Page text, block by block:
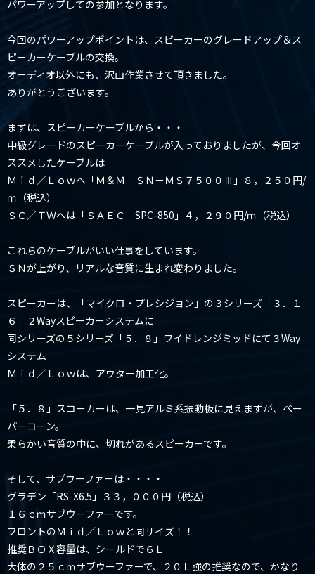
パワーアップしての参加となります。
今回のパワーアップポイントは、スピーカーのグレードアップ＆ス
ピーカーケーブルの交換。
オーディオ以外にも、沢山作業させて頂きました。
ありがとうございます。
まずは、スピーカーケーブルから・・・
中級グレードのスピーカーケーブルが入っておりましたが、今回オ
ススメしたケーブルは
Ｍｉｄ／Ｌｏｗへ「Ｍ＆Ｍ ＳＮ－ＭＳ７５００Ⅲ」８，２５０円/
ｍ（税込）
ＳＣ／ＴＷへは「ＳＡＥＣ SPC-850」４，２９０円/ｍ（税込）
これらのケーブルがいい仕事をしています。
ＳＮが上がり、リアルな音質に生まれ変わりました。
スピーカーは、「マイクロ・プレシジョン」の３シリーズ「３．１
６」２Wayスピーカーシステムに
同シリーズの５シリーズ「５．８」ワイドレンジミッドにて３Way
システム
Ｍｉｄ／Ｌｏｗは、アウター加工化。
「５．８」スコーカーは、一見アルミ系振動板に見えますが、ペー
パーコーン。
柔らかい音質の中に、切れがあるスピーカーです。
そして、サブウーファーは・・・・
グラデン「RS-X6.5」３３，０００円（税込）
１６ｃｍサブウーファーです。
フロントのＭｉｄ／Ｌｏｗと同サイズ！！
推奨ＢＯＸ容量は、シールドで６Ｌ
大体の２５ｃｍサブウーファーで、２０Ｌ強の推奨なので、かなり